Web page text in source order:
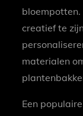
creatief te
materialen
Een